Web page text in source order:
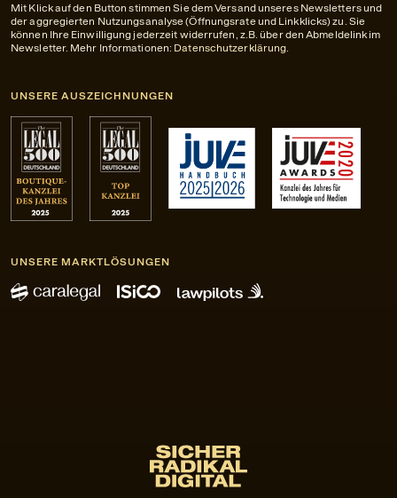
Mit Klick auf den Button stimmen Sie dem Versand unseres Newsletters und
der aggregierten Nutzungsanalyse (Öffnungsrate und Linkklicks) zu. Sie
können Ihre Einwilligung jederzeit widerrufen, z.B. über den Abmeldelink im
Newsletter. Mehr Informationen: Datenschutzerklärung
UNSERE AUSZEICHNUNGEN
UNSERE MARKTLÖSUNGEN